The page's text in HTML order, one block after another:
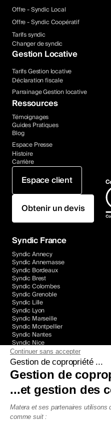
Offre - Syndic Local
Offre - Syndic Coopératif
Tarifs syndic
Changer de syndic
Gestion Locative
Tarifs Gestion locative
Déclaration fiscale
Parrainage Gestion locative
Ressources
Témoignages
Guides Pratiques
Blog
Espace Presse
Histoire
Carrière
Espace client
Obtenir un devis
Syndic France
Syndic Annecy
Syndic Annemasse
Syndic Bordeaux
Syndic Brest
Syndic Colombes
Syndic Grenoble
Syndic Lille
Syndic Lyon
Syndic Marseille
Syndic Montpellier
Syndic Nantes
Syndic Nice
Syndic Paris
Syndic Rennes
Syndic Toulon
Syndic Toulouse
Nos Guides
Nos guides sur le syndic
Nos guides sur la législation
Continuer sans accepter
Gestion de copropriété ...
Gestion de
...et gestion des
Matera et ses partenaires utilisons
comme suit :